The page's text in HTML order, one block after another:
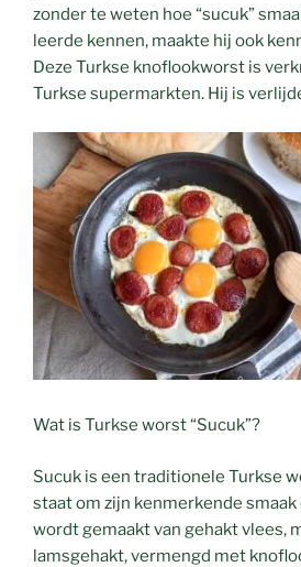
zonder te weten hoe “sucuk”
leerde kennen, maakte hij ook
Deze Turkse knoflookworst is
Turkse supermarkten. Hij is
Wat is Turkse worst “Sucuk”?
Sucuk is een traditionele Turkse
staat om zijn kenmerkende
wordt gemaakt van gehakt vlees,
lamsgehakt, vermengd met